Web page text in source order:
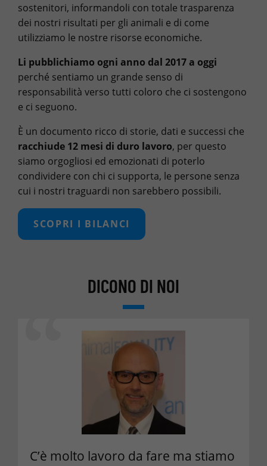
sostenitori, informandoli con totale trasparenza
dei nostri risultati per gli animali e di come
utilizziamo le nostre risorse economiche.
Li pubblichiamo ogni anno dal 2017 a oggi
perché sentiamo un grande senso di
responsabilità verso tutti coloro che ci sostengono
e ci seguono.
È un documento ricco di storie, dati e successi che
racchiude 12 mesi di duro lavoro, per questo
siamo orgogliosi ed emozionati di poterlo
condividere con chi ci supporta, le persone senza
cui i nostri traguardi non sarebbero possibili.
SCOPRI I BILANCI
DICONO DI NOI
C’è molto lavoro da fare ma stiamo